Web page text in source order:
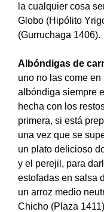
la cualquier cosa
Globo (Hipólito
(Gurruchaga 1406).
Albóndigas de
uno no las come
albóndiga siempre
hecha con los
primera, si está
una vez que se
un plato delicioso
y el perejil, para
estofadas en salsa
un arroz medio
Chicho (Plaza